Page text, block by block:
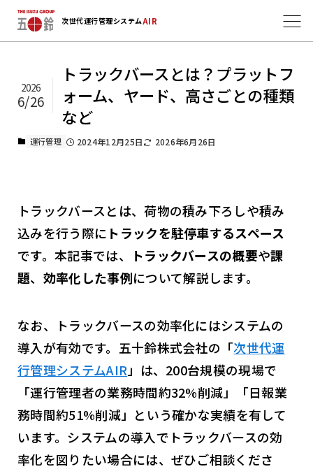
次世代運行管理システムAIR
トラックバースとは？プラットフ
ォーム、ヤード、高さごとの種類
など
2026
6/26
運行管理 2024年12月25日 2026年6月26日
トラックバースとは、荷物の積み下ろしや積み
込みを行う際に トラックを駐停車するスペース
です。本記事では、
トラックバースの概要や課
題、 効率化した事例について解説します。
なお、トラックバースの効率化にはシステムの
導入が有効です。五十鈴株式会社の「次世代運
行管理システムAIR 」は、200台規模の現場で
「運行管理者の業務時間約32%削減」「日報業
務時間約51%削減」という確かな実績を有して
います。システムの導入でトラックバースの効
率化を図りたい場合には、ぜひご相談くださ